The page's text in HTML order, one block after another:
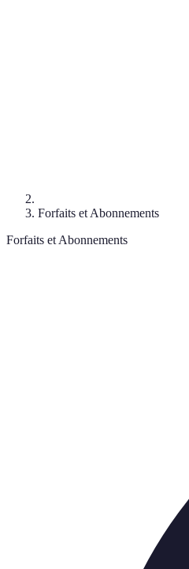
Forfaits et Abonnements
Forfaits et Abonnements